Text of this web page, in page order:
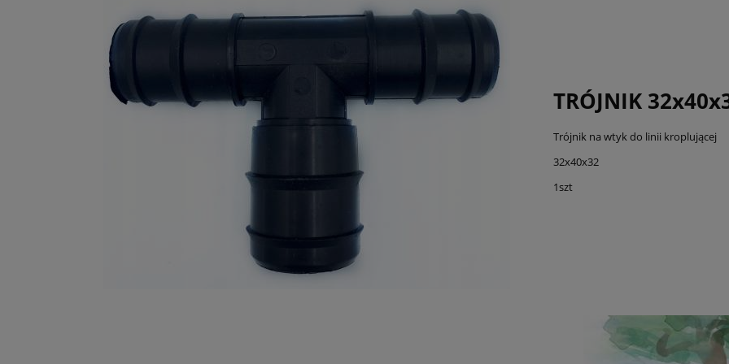
TRÓJNIK
Trójnik na wtyk do linii kroplującej
32x40x32
1szt